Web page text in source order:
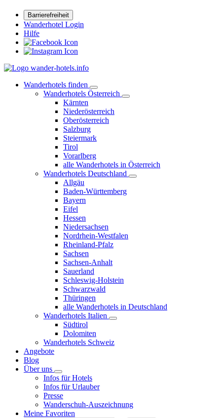
Barrierefreiheit
Wanderhotel Login
Hilfe
Wanderhotels finden
Wanderhotels Österreich
Kärnten
Niederösterreich
Oberösterreich
Salzburg
Steiermark
Tirol
Vorarlberg
alle Wanderhotels in Österreich
Wanderhotels Deutschland
Allgäu
Baden-Württemberg
Bayern
Eifel
Hessen
Niedersachsen
Nordrhein-Westfalen
Rheinland-Pfalz
Sachsen
Sachsen-Anhalt
Sauerland
Schleswig-Holstein
Schwarzwald
Thüringen
alle Wanderhotels in Deutschland
Wanderhotels Italien
Südtirol
Dolomiten
Wanderhotels Schweiz
Angebote
Blog
Über uns
Infos für Hotels
Infos für Urlauber
Presse
Wanderschuh-Auszeichnung
Meine Favoriten